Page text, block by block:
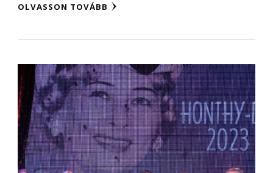
OLVASSON TOVÁBB